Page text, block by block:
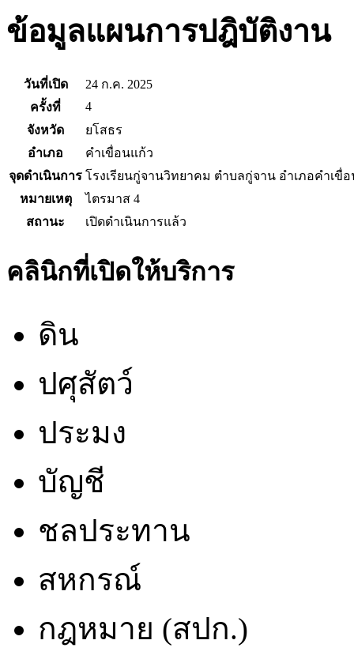
ข้อมูลแผนการปฎิบัติงาน
วันที่เปิด
24 ก.ค. 2025
ครั้งที่
4
จังหวัด
ยโสธร
อำเภอ
คำเขื่อนแก้ว
จุดดำเนินการ โรงเรียนกู่จานวิทยาคม ตำบลกู่จาน อำเภอคำเขื่
หมายเหตุ
ไตรมาส 4
สถานะ
เปิดดำเนินการแล้ว
คลินิกที่เปิดให้บริการ
ดิน
ปศุสัตว์
ประมง
บัญชี
ชลประทาน
สหกรณ์
กฎหมาย (สปก.)